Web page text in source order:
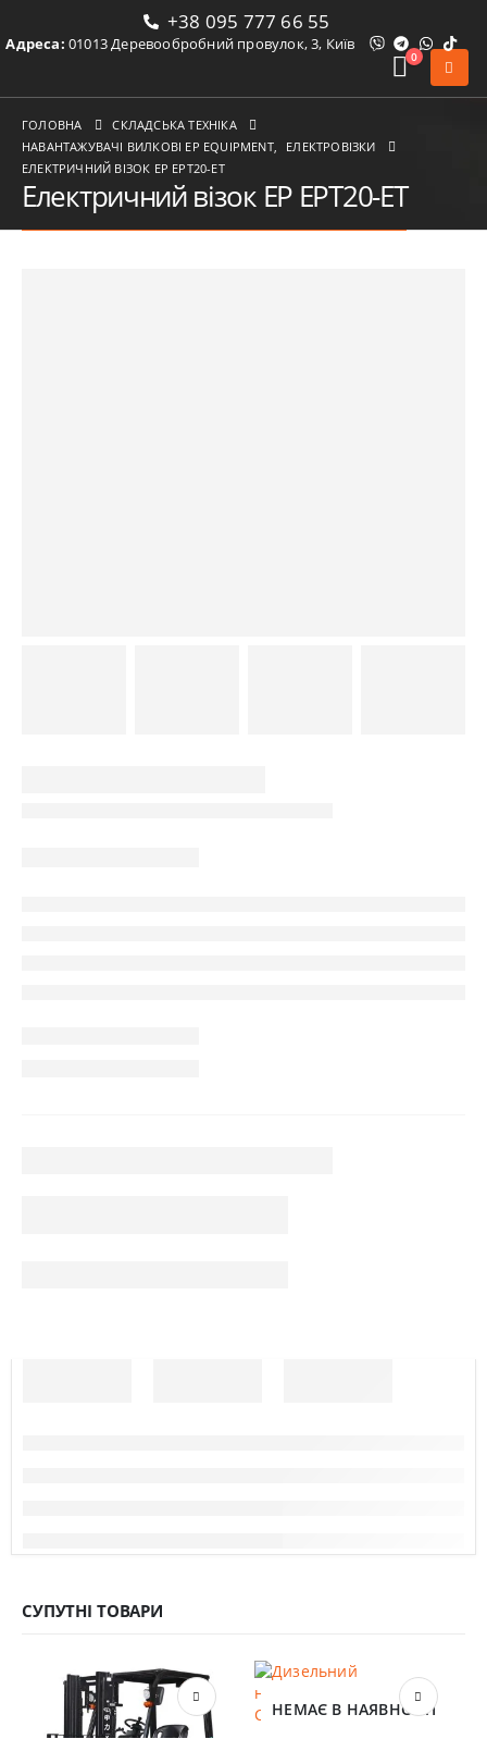
+38 095 777 66 55
Адреса: 01013 Деревообробний провулок, 3, Київ
0
ГОЛОВНА
СКЛАДСЬКА ТЕХНІКА
НАВАНТАЖУВАЧІ ВИЛКОВІ ЕР EQUIPMENT,
ЕЛЕКТРОВІЗКИ
ЕЛЕКТРИЧНИЙ ВІЗОК EP EPT20-ET
Електричний візок EP EPT20-ET
СУПУТНІ ТОВАРИ
НЕМАЄ В НАЯВНОСТІ